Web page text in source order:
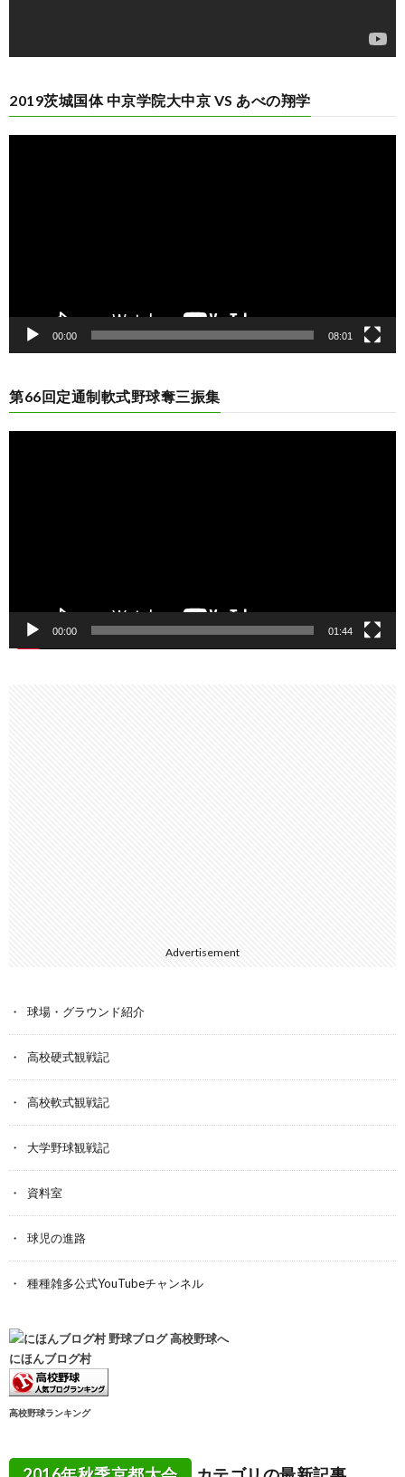
2019茨城国体 中京学院大中京 VS あべの翔学
動
00:00 08:01
第66回定通制軟式野球奪三振集
動
00:00 01:44
Advertisement
球場・グラウンド紹介
高校硬式観戦記
高校軟式観戦記
大学野球観戦記
資料室
球児の進路
種種雑多公式YouTubeチャンネル
にほんブログ村
高校野球ランキング